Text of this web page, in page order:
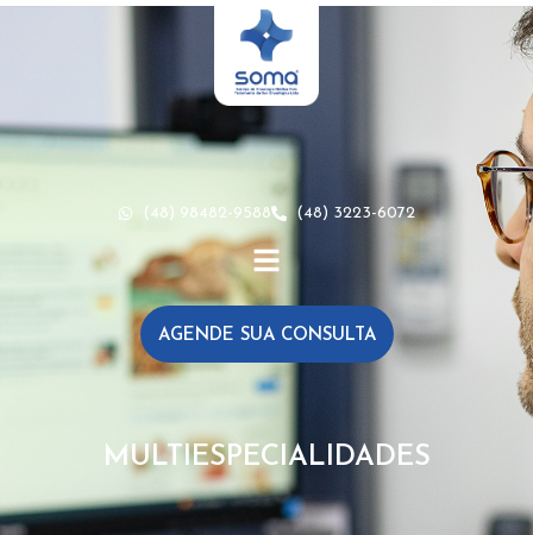
(48) 98482-9588 (48) 3223-6072
AGENDE SUA CONSULTA
MULTIESPECIALIDADES